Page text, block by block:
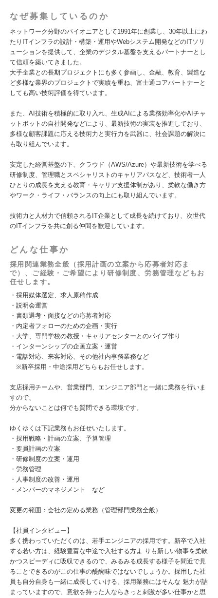
なぜ募集しているのか
ネットワーク分野のパイオニアとして1991年に創業し、30年以上にわ
たりITインフラの設計・構築・運用やWebシステム開発などのITソリ
ューションを提供して、企業のデジタル基盤を支えるパートナーとし
て信頼を築いてきました。
大手企業との長期プロジェクトにも多く参画し、金融、教育、製造な
ど多様な業界のプロジェクトで実績を重ね、富士通コアパートナーと
しても高い技術評価を得ています。
また、AI技術を積極的に取り入れ、生成AIによる業務効率化やAIチャ
ットボットの自社開発などにより、最新技術の実装を推進しており、
多様な顧客課題に応える技術力と実行力を武器に、社会課題の解決に
も取り組んでいます。
安定した経営基盤の下、クラウド（AWS/Azure）や最新技術を学べる
研修制度、管理職とスペシャリストのキャリアパスなど、技術者一人
ひとりの成長を支える教育・キャリア支援体制があり、柔軟な働き方
やワーク・ライフ・バランスの向上にも取り組んでいます。
技術力と人材力で信頼されるIT企業として成長を続けており、次世代
のITインフラを共に創る仲間を歓迎しています。
どんな仕事か
採用関連業務全般（採用計画の立案から応募者対応ま
で）、ご経験・ご希望により研修制度、労務管理などもお
任せします。
・採用媒体選定、求人原稿作成
・説明会運営
・書類選考・面接などの応募者対応
・内定者フォローのための企画・実行
・大学、専門学校の教授・キャリアセンターとのパイプ作り
・インターンシップの企画立案・運営
・電話対応、来客対応、その他社内事務業務など
※新卒採用・中途採用どちらもお任せします。
支店採用チームや、営業部門、エンジニア部門と一緒に業務を行いま
すので、
分からないことは何でも質問できる環境です。
ゆくゆくは下記業務もお任せいたします。
・採用戦略・計画の立案、予算管理
・要員計画の立案
・研修制度の⽴案・運用
・労務管理
・人事制度の改善・運用
・メンバーのマネジメント など
変更の範囲：会社の定める業務（管理部門業務全般）
【社員インタビュー】
多く携わっていただくのは、若⼿エンジニアの採⽤です。新卒で⼊社
する若い⽅は、経験豊富な中途で⼊社する⽅よ りも新しい物事を柔軟
かつスピーディに吸収できるので、みるみる成⻑する様⼦を間近で⾒
ることできるのがこの仕事の醍醐味ではないでしょうか。採⽤した社
員も⾃分⾃⾝も⼀緒に成⻑していける。採⽤業務にはそんな 魅⼒が詰
まっていますので、意欲を持った⼈ならきっと刺激が多い仕事かと思